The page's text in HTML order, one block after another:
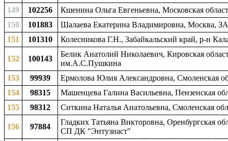
149
102256
Кшенина Ольга Евгеньевна, Московская
150
101883
Шалаева Екатерина Владимировна, Москва,
151
101310 Колесникова Г.Н., Забайкальский край, р-н
152 100143
Белик Анатолий Николаевич, Кировская
им.А.С.Пушкина
153
99939
Ермолова Юлия Александровна, Смоленская
154
98315
Машенцева Галина Васильевна, Пензенская
155
98312 Ситкина Наталья Анатольевна, Смоленская
156 97884
Гладких Татьяна Викторовна, Оренбургская
СП ДК "Энтузиаст"